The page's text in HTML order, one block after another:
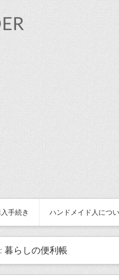
手続き ハンドメイド人につ
暮らしの便利帳